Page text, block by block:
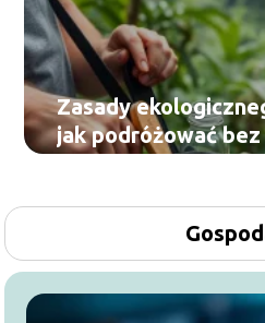
Zasady
jak podróżować